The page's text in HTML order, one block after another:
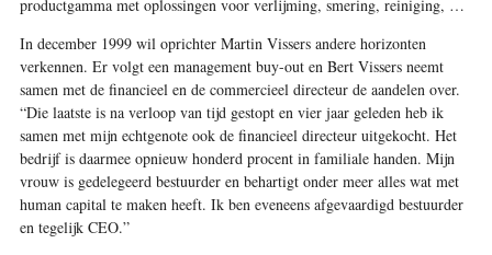
productgamma met oplossingen voor verlijming, smering, reiniging, …
In december 1999 wil oprichter Martin Vissers andere horizonten
verkennen. Er volgt een management buy-out en Bert Vissers neemt
samen met de financieel en de commercieel directeur de aandelen over.
“Die laatste is na verloop van tijd gestopt en vier jaar geleden heb ik
samen met mijn echtgenote ook de financieel directeur uitgekocht. Het
bedrijf is daarmee opnieuw honderd procent in familiale handen. Mijn
vrouw is gedelegeerd bestuurder en behartigt onder meer alles wat met
human capital te maken heeft. Ik ben eveneens afgevaardigd bestuurder
en tegelijk CEO.”